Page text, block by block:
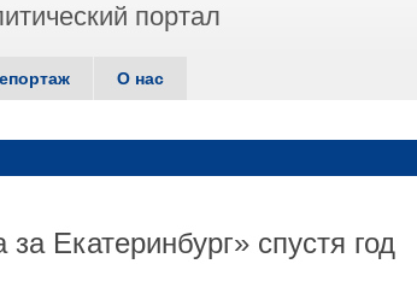
портал
О нас
Екатеринбург» спустя год